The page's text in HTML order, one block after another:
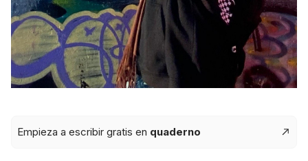
Empieza a escribir gratis en quaderno